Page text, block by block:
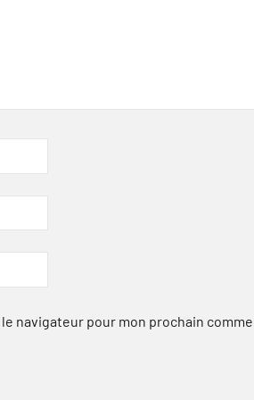
navigateur pour mon prochain